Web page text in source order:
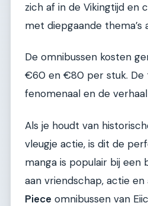
zich af in de Vikingtijd en
met diepgaande thema’s
De omnibussen kosten
€60 en €80 per stuk. De
fenomenaal en de
Als je houdt van
vleugje actie, is dit de
manga is populair bij een
aan vriendschap, actie en
Piece omnibussen van